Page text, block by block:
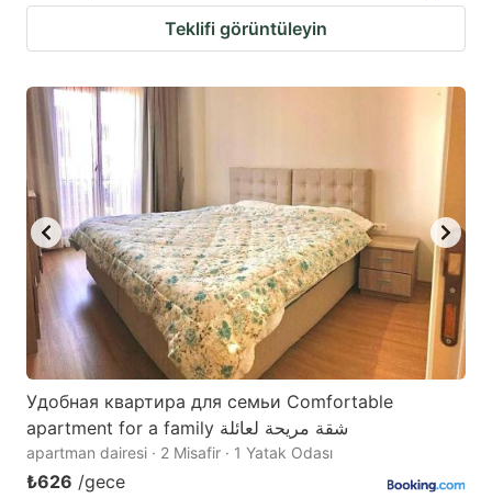
Teklifi görüntüleyin
Удобная квартира для семьи Comfortable
apartment for a family شقة مريحة لعائلة
apartman dairesi · 2 Misafir · 1 Yatak Odası
₺626 /gece